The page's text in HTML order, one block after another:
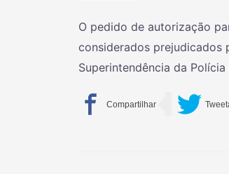
O pedido de autorização
considerados prejudicados
Superintendência da